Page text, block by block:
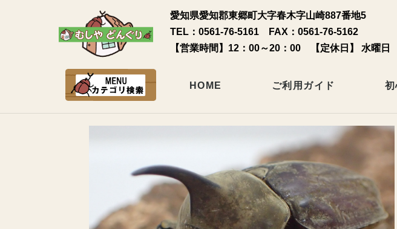
愛知県愛知郡東郷町大字春木字山崎887番地5
TEL：0561-76-5161 FAX：0561-76-5162
【営業時間】12：00～20：00 【定休日】 水曜日
HOME ご利用ガイド